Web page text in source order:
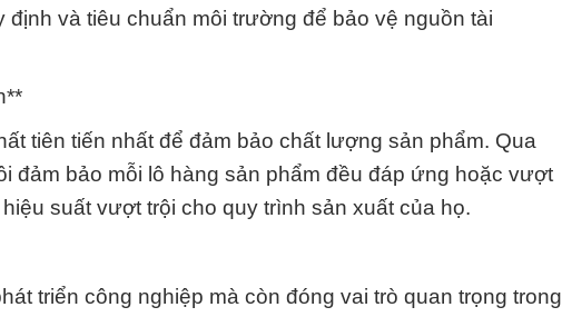
và tiêu chuẩn môi trường để bảo vệ nguồn tài
tiên tiến nhất để đảm bảo chất lượng sản phẩm. Qua
đảm bảo mỗi lô hàng sản phẩm đều đáp ứng hoặc vượt
suất vượt trội cho quy trình sản xuất của họ.
triển công nghiệp mà còn đóng vai trò quan trọng trong